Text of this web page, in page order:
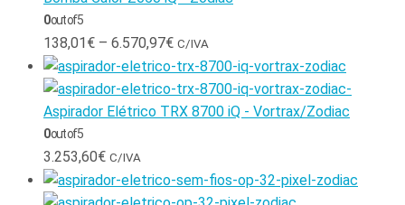
0out of 5
138,01 € – 6.570,97€ C/IVA
Aspirador Elétrico TRX 8700 iQ - Vortrax/Zodiac
0out of 5
3.253,60€ C/IVA